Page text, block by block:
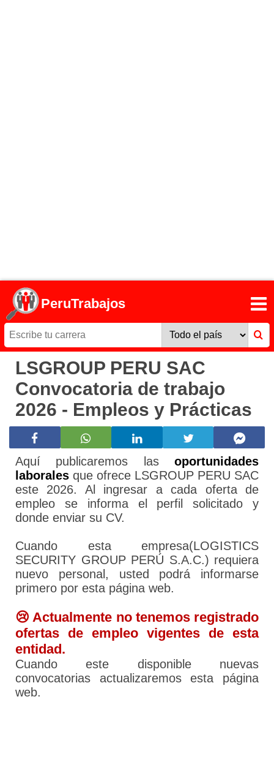
PeruTrabajos
LSGROUP PERU SAC
Convocatoria de trabajo
2026 - Empleos y Prácticas
Aquí publicaremos las oportunidades
laborales que ofrece LSGROUP PERU SAC
este 2026. Al ingresar a cada oferta de
empleo se informa el perfil solicitado y
donde enviar su CV.
Cuando esta empresa(LOGISTICS
SECURITY GROUP PERÚ S.A.C.) requiera
nuevo personal, usted podrá informarse
primero por esta página web.
😢 Actualmente no tenemos registrado
ofertas de empleo vigentes de esta
entidad.
Cuando este disponible nuevas
convocatorias actualizaremos esta página
web.